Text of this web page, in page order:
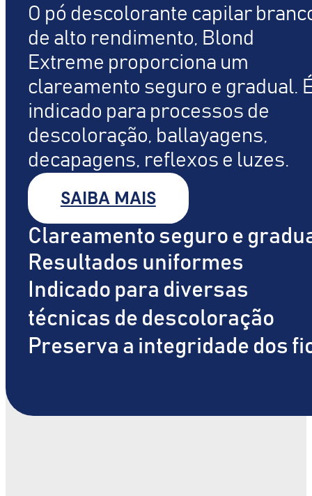
O pó descolorante capilar
de alto rendimento, Blond
Extreme proporciona um
clareamento seguro e gradual.
indicado para processos de
descoloração, ballayagens,
decapagens, reflexos e luzes.
SAIBA MAIS
Clareamento seguro e
Resultados uniformes
Indicado para diversas
técnicas de descoloração
Preserva a integridade dos